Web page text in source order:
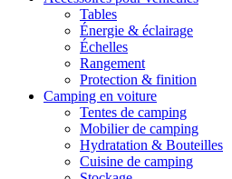
Tables
Énergie & éclairage
Échelles
Rangement
Protection & finition
Camping en voiture
Tentes de camping
Mobilier de camping
Hydratation & Bouteilles
Cuisine de camping